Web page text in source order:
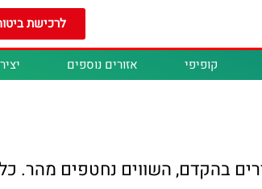
לרכישת
קופיפי אזורים נוספים
בהקדם, השווים נחטפים מהר.